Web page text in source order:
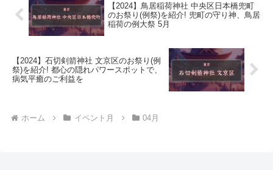
【2024】鳥居稲荷神社 中央区日本橋兜町
のお祭り(例祭)を紹介! 兜町の守り神、鳥居
稲荷の例大祭 5月
【2024】石切剣箭神社 文京区のお祭り(例
祭)を紹介! 都心の隠れパワースポットで、
病気平癒のご利益を
ホーム イベント月 04月